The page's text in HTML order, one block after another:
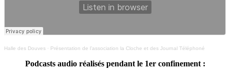
Halle des Douves · Présentation de l’association la Cloche et des Journal Téléphoné
Podcasts audio réalisés pendant le 1er confinement :